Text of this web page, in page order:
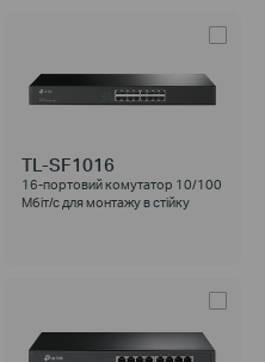
TL-SF1016
16-портовий комутатор 10/100
Мбіт/с для монтажу в стійку